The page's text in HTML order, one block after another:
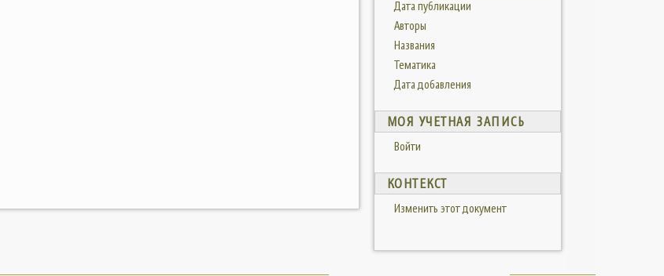
Дата публикации
Авторы
Названия
Тематика
Дата добавления
МОЯ УЧЕТНАЯ ЗАПИСЬ
Войти
КОНТЕКСТ
Изменить этот документ